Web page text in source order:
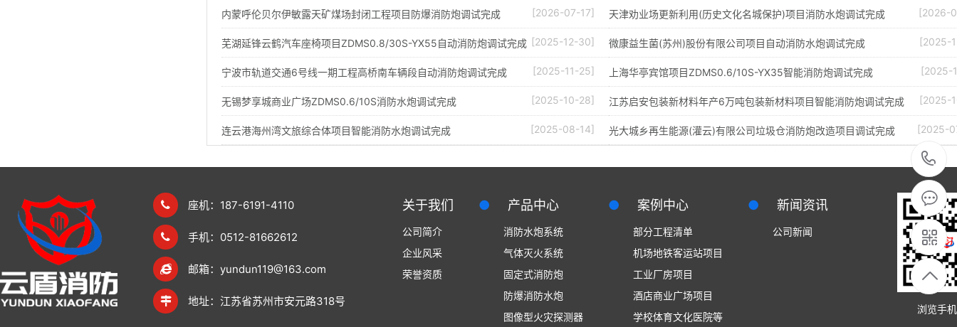
内蒙呼伦贝尔伊敏露天矿煤场封闭工程项目防爆消防炮调试完成 [2026-07-17] 天津劝业场更新利用(历史文化名城保护)项目消防水炮调试完成 [2026-
芜湖延锋云鹤汽车座椅项目ZDMS0.8/30S-YX55自动消防炮调试完成 [2025-12-30] 微康益生菌(苏州)股份有限公司项目自动消防水炮调试完成 [2025-
宁波市轨道交通6号线一期工程高桥南车辆段自动消防炮调试完成 [2025-11-25] 上海华亭宾馆项目ZDMS0.6/10S-YX35智能消防炮调试完成 [2025-
无锡梦享城商业广场ZDMS0.6/10S消防水炮调试完成 [2025-10-28] 江苏启安包装新材料年产6万吨包装新材料项目智能消防炮调试完成 [2025-
连云港海州湾文旅综合体项目智能消防水炮调试完成 [2025-08-14] 光大城乡再生能源(灌云)有限公司垃圾仓消防炮改造项目调试完成 [2025-
座机：187-6191-4110
手机：0512-81662612
邮箱：yundun119@163.com
地址：江苏省苏州市安元路318号
关于我们
公司简介
企业风采
荣誉资质
● 产品中心
消防水炮系统
气体灭火系统
固定式消防炮
防爆消防水炮
图像型火灾探测器
● 案例中心
部分工程清单
机场地铁客运站项目
工业厂房项目
酒店商业广场项目
学校体育文化医院等
● 新闻资讯
公司新闻
浏览手